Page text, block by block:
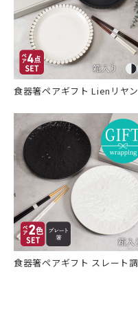
食器箸ペアギフト Lienリヤン
食器箸ペアギフト スレート調